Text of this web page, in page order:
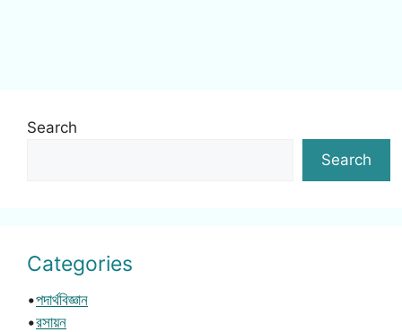
Search
Search
Categories
•পদার্থবিজ্ঞান
•রসায়ন